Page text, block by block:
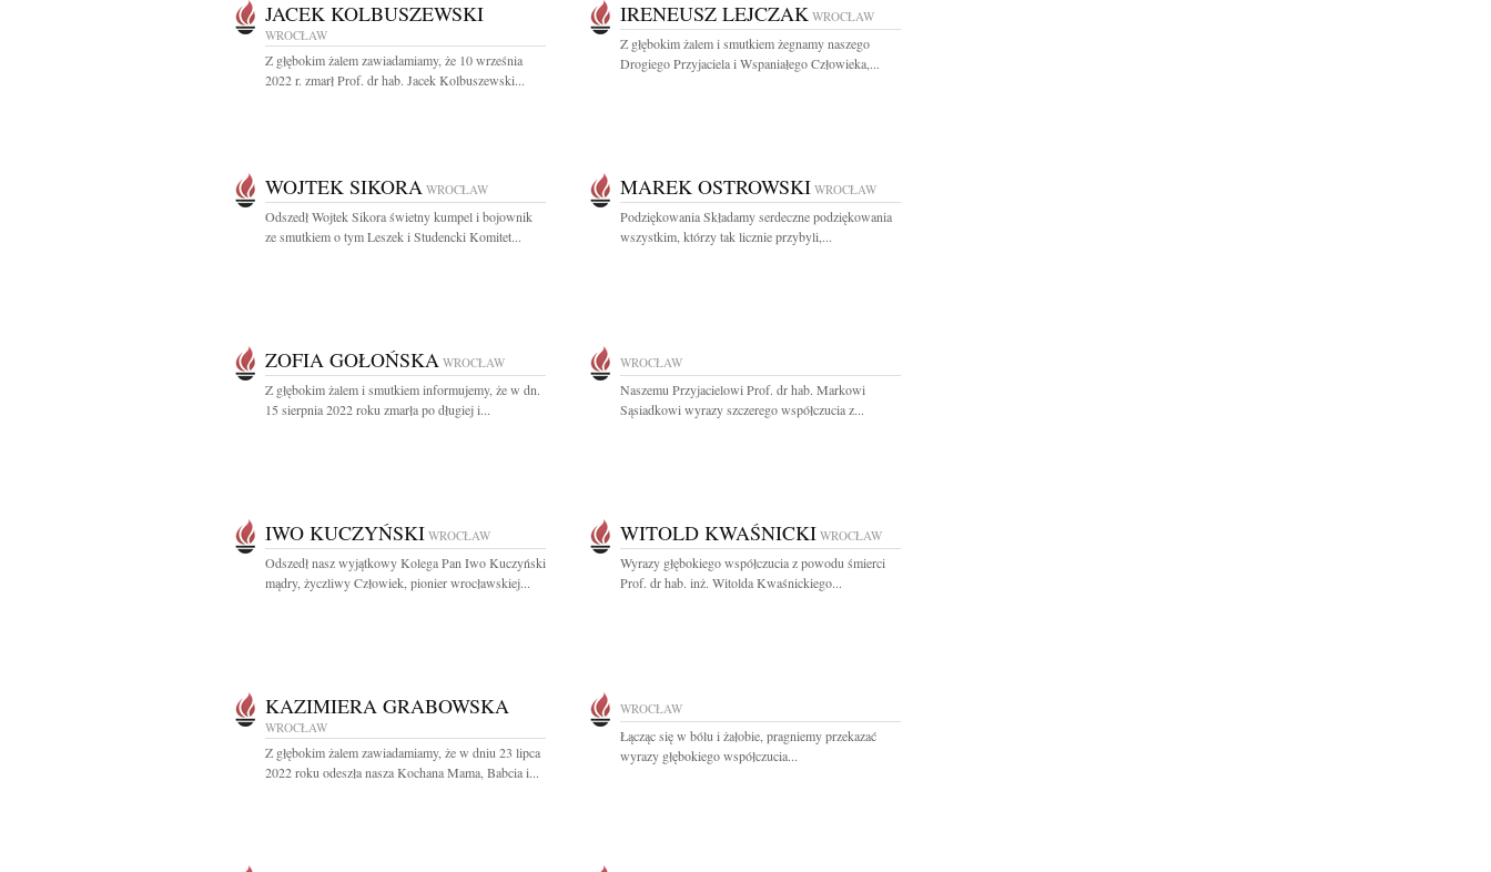
JACEK KOLBUSZEWSKI
WROCŁAW
Z głębokim żalem zawiadamiamy, że 10 września
2022 r. zmarł Prof. dr hab. Jacek Kolbuszewski...
IRENEUSZ LEJCZAK WROCŁAW
Z głębokim żalem i smutkiem żegnamy naszego
Drogiego Przyjaciela i Wspaniałego Człowieka,...
WOJTEK SIKORA WROCŁAW
Odszedł Wojtek Sikora świetny kumpel i bojownik
ze smutkiem o tym Leszek i Studencki Komitet...
MAREK OSTROWSKI WROCŁAW
Podziękowania Składamy serdeczne podziękowania
wszystkim, którzy tak licznie przybyli,...
ZOFIA GOŁOŃSKA WROCŁAW
Z głębokim żalem i smutkiem informujemy, że w dn.
15 sierpnia 2022 roku zmarła po długiej i...
WROCŁAW
Naszemu Przyjacielowi Prof. dr hab. Markowi
Sąsiadkowi wyrazy szczerego współczucia z...
IWO KUCZYŃSKI WROCŁAW
Odszedł nasz wyjątkowy Kolega Pan Iwo Kuczyński
mądry, życzliwy Człowiek, pionier wrocławskiej...
WITOLD KWAŚNICKI WROCŁAW
Wyrazy głębokiego współczucia z powodu śmierci
Prof. dr hab. inż. Witolda Kwaśnickiego...
KAZIMIERA GRABOWSKA
WROCŁAW
Z głębokim żalem zawiadamiamy, że w dniu 23 lipca
2022 roku odeszła nasza Kochana Mama, Babcia i...
WROCŁAW
Łącząc się w bólu i żałobie, pragniemy przekazać
wyrazy głębokiego współczucia...